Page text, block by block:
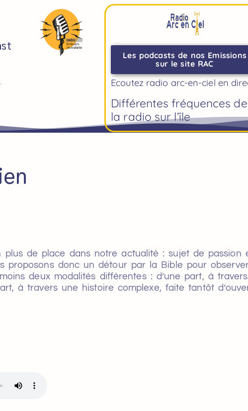
Les podcasts de nos Emissions
sur le site RAC
Ecoutez radio arc-en-ciel en
Différentes fréquences de
la radio sur l’île
plus de place dans notre actualité : sujet de passion
proposons donc un détour par la Bible pour
deux modalités différentes : d’une part, à
à travers une histoire complexe, faite tantôt